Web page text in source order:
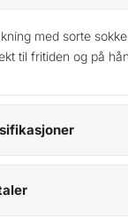
med sorte
til fritiden og på